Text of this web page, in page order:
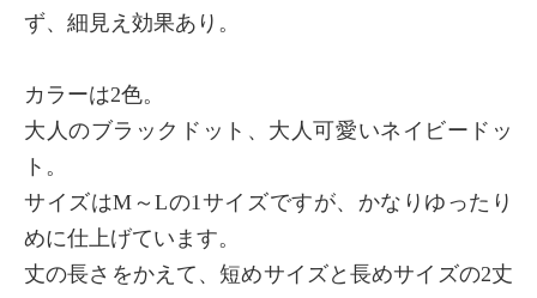
ず、細見え効果あり。
カラーは2色。
大人のブラックドット、大人可愛いネイビードッ
ト。
サイズはM～Lの1サイズですが、かなりゆったり
めに仕上げています。
丈の長さをかえて、短めサイズと長めサイズの2丈